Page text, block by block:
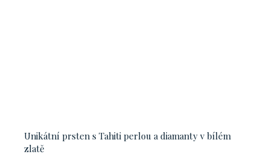
Unikátní prsten s Tahiti perlou a diamanty v bílém
zlatě